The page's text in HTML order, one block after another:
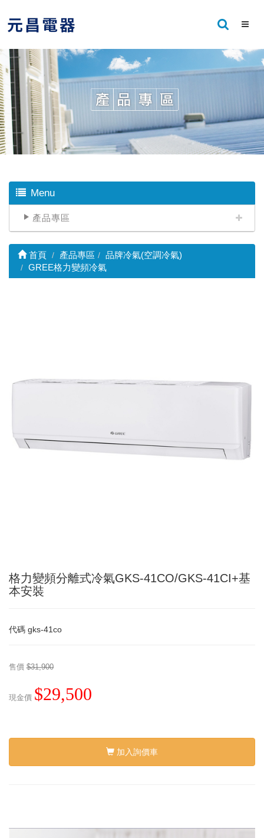
Menu
產品專區
首頁 產品專區
品牌冷氣(空調冷氣)
GREE格力變頻冷氣
格力變頻分離式冷氣GKS-41CO/GKS-41CI+基
本安裝
代碼 gks-41co
售價 $31,900
現金價 $29,500
加入詢價車